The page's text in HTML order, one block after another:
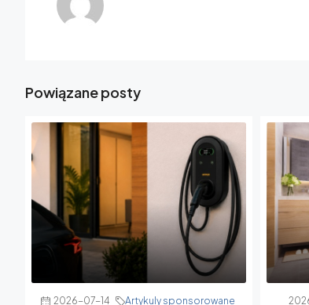
Powiązane posty
2026-07-14 Artykuly sponsorowane